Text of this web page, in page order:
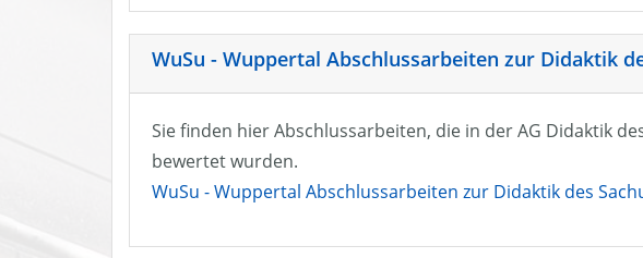
WuSu - Wuppertal Abschlussarbeiten zur Didaktik
Sie finden hier Abschlussarbeiten, die in der AG Didaktik
bewertet wurden.
WuSu - Wuppertal Abschlussarbeiten zur Didaktik des